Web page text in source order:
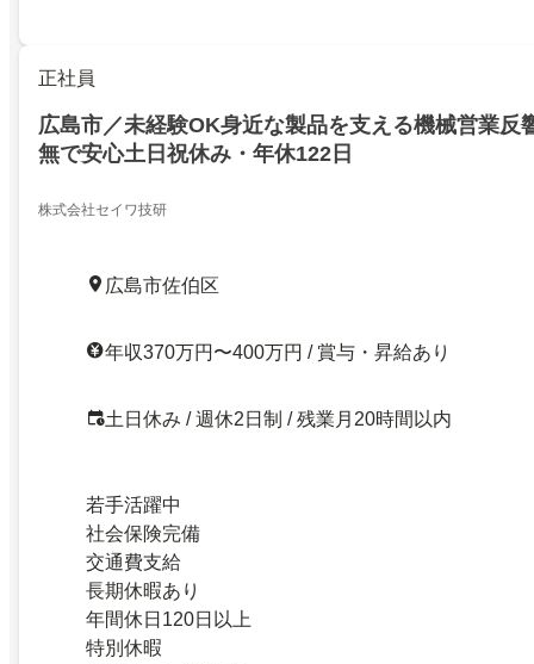
正社員
広島市／未経験OK身近な製品を支える機械営業反
無で安心土日祝休み・年休122日
株式会社セイワ技研
広島市佐伯区
年収370万円〜400万円 / 賞与・昇給あり
土日休み / 週休2日制 / 残業月20時間以内
若手活躍中
社会保険完備
交通費支給
長期休暇あり
年間休日120日以上
特別休暇